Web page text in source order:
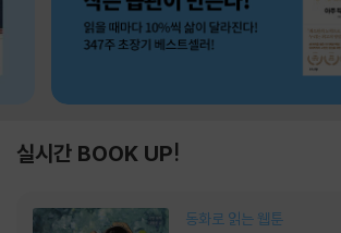
실시간 BOOK UP!
동화로 읽는 웹툰